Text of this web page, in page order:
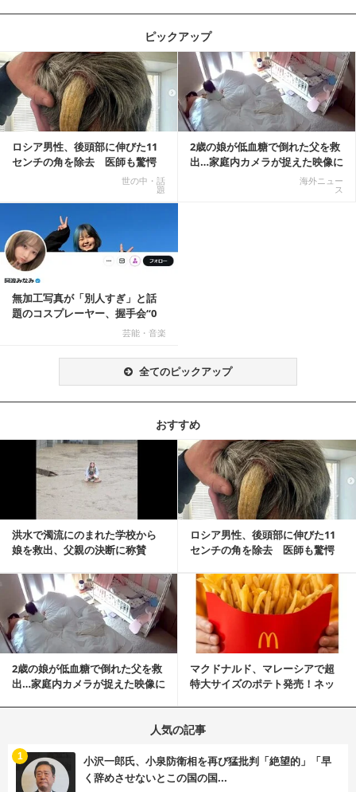
ピックアップ
ロシア男性、後頭部に伸びた11
センチの角を除去 医師も驚愕
世の中・話
題
2歳の娘が低血糖で倒れた父を救
出…家庭内カメラが捉えた映像に
海外ニュー
ス
記事を読む
無加工写真が「別人すぎ」と話
題のコスプレーヤー、握手会“0
芸能・音楽
全てのピックアップ
おすすめ
洪水で濁流にのまれた学校から
娘を救出、父親の決断に称賛
ロシア男性、後頭部に伸びた11
センチの角を除去 医師も驚愕
記事を読む
2歳の娘が低血糖で倒れた父を救
出…家庭内カメラが捉えた映像に
マクドナルド、マレーシアで超
特大サイズのポテト発売！ネッ
記事を読む
人気の記事
小沢一郎氏、小泉防衛相を再び猛批判「絶望的」「早
く辞めさせないとこの国の国...
1